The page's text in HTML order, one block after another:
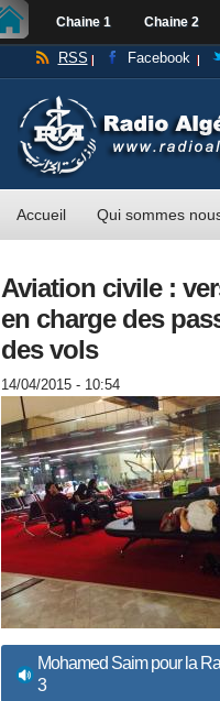
Chaine 1 Chaine 2
RSS Facebook
Accueil Qui sommes
Aviation civile :
en charge des
des vols
14/04/2015 - 10:54
Mohamed Saim pour la
3